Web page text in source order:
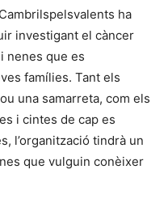
ha
investigant el càncer
nenes que es
famílies. Tant els
una samarreta, com els
i cintes de cap es
l’organització tindrà un
que vulguin conèixer